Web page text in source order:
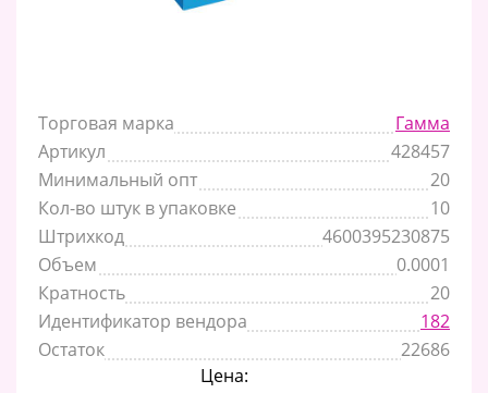
Торговая марка
Гамма
Артикул
428457
Минимальный опт
20
Кол-во штук в упаковке
10
Штрихкод
4600395230875
Объем
0.0001
Кратность
20
Идентификатор вендора
182
Остаток
22686
Цена: